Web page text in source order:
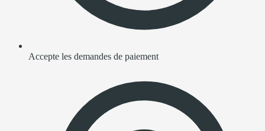
Accepte les demandes de paiement